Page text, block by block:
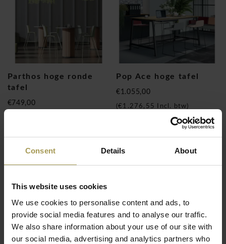
Consent Details About
This website uses cookies
We use cookies to personalise content and ads, to
provide social media features and to analyse our traffic.
We also share information about your use of our site with
our social media, advertising and analytics partners who
Parthos hoge ronde
tafel
€749,00
Pop Ace hoge tafel
€1.055,00
(€1.276,55 Incl. btw)
Scoop hoge tafels